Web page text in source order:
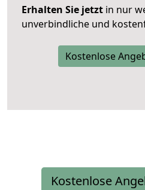
Erhalten Sie jetzt in nur
unverbindliche und
Kostenlose
Kostenlose